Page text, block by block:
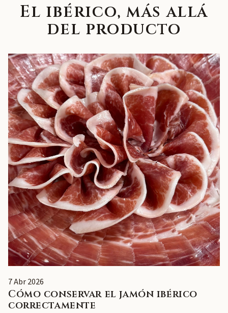
El ibérico, más allá
del producto
7 Abr 2026
Cómo conservar el jamón ibérico
correctamente